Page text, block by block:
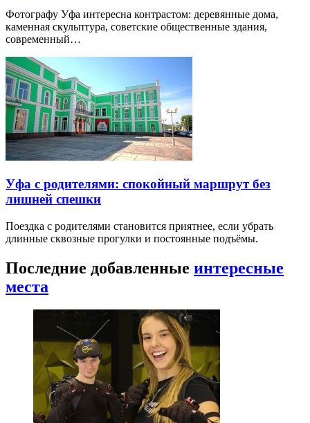
Фотографу Уфа интересна контрастом: деревянные дома,
каменная скульптура, советские общественные здания,
современный…
Уфа с родителями: спокойный маршрут без
лишней спешки
Поездка с родителями становится приятнее, если убрать
длинные сквозные прогулки и постоянные подъёмы.
Последние добавленные интересные
места